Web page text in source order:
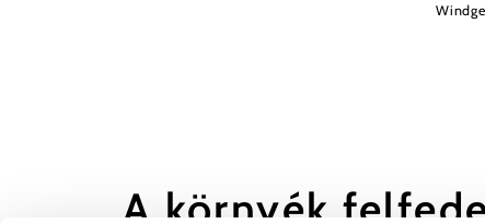
A környék